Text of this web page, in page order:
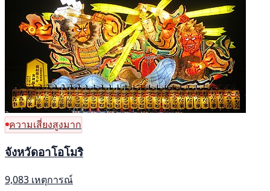
ความเสี่ยงสูงมาก
จังหวัดอาโอโมริ
9,083 เหตุการณ์